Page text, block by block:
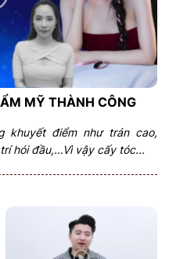
MỸ THÀNH CÔNG
khuyết điểm như trán cao,
hói đầu,…Vì vậy cấy tóc...